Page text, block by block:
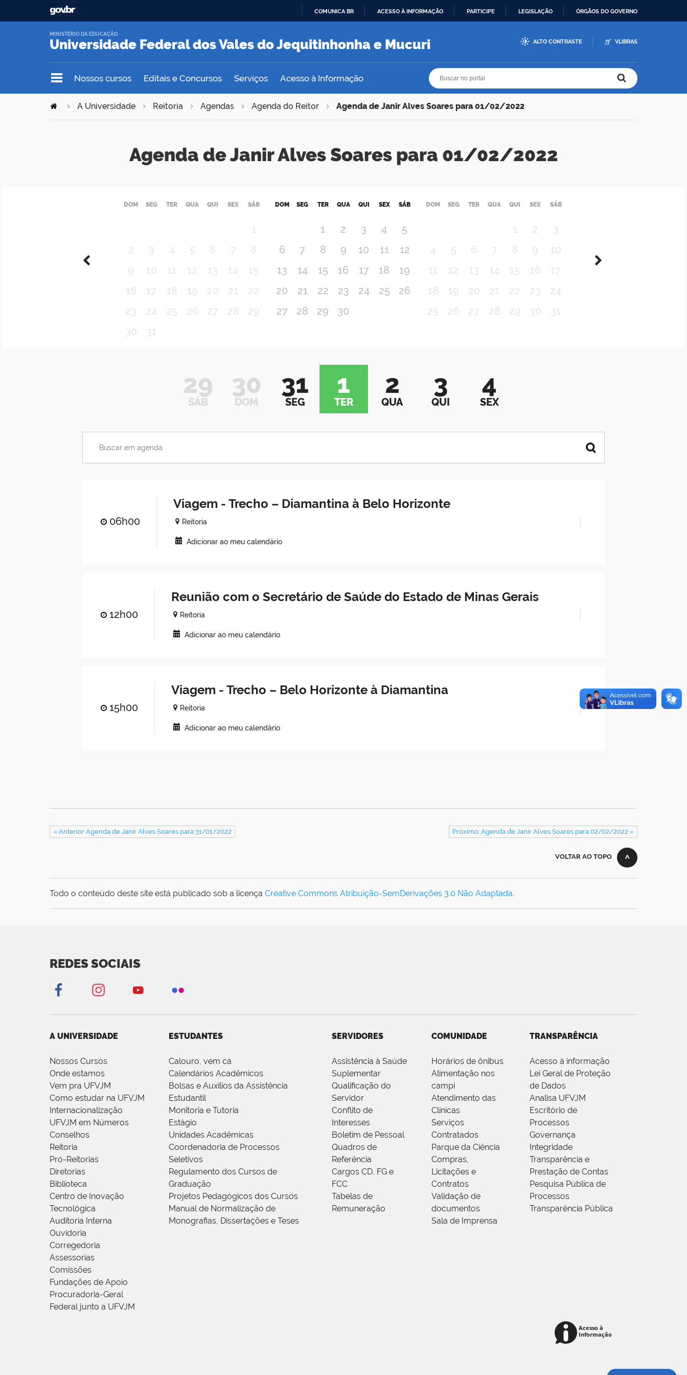
O
COMUNICA BR ACESSO À INFORMAÇÃO PARTICIPE LEGISLAÇÃO ÓRGÃOS DO GOVERNO
Universidade Federal dos Vales do Jequitinhonha e Mucuri
MINISTÉRIO DA EDUCAÇÃO
ALTO CONTRASTE VLIBRAS
Nossos cursos Editais e Concursos Serviços Acesso à Informação
A Universidade Reitoria Agendas Agenda do Reitor Agenda de Janir Alves Soares para 01/02/2022
Agenda de Janir Alves Soares para 01/02/2022
DOM SEG TER QUA QUI SEX SÁB
1
2
3 4 5 6 7
8
9
10 11 12 13 14
15
16
17 18 19 20 21
22
23
24 25 26 27 28
29
30
31
DOM SEG TER QUA QUI SEX SÁB
1 2 3 4
5
6
7 8 9 10 11
12
13
14 15 16 17 18
19
20
21 22 23 24 25
26
27
28 29 30
DOM SEG TER QUA QUI SEX SÁB
1 2
3
4
5 6 7 8 9
10
11
12 13 14 15 16
17
18
19 20 21 22 23
24
25
26 27 28 29 30 31
29
SÁB
30
DOM
31
SEG
1
TER
2
QUA
3
QUI
4
SEX
06h00
Viagem - Trecho – Diamantina à Belo Horizonte
Reitoria
Adicionar ao meu calendário
12h00
Reunião com o Secretário de Saúde do Estado de Minas Gerais
Reitoria
Adicionar ao meu calendário
15h00
Viagem - Trecho – Belo Horizonte à Diamantina
Reitoria
Adicionar ao meu calendário
« Anterior Agenda de Janir Alves Soares para 31/01/2022 Próximo: Agenda de Janir Alves Soares para 02/02/2022 »
VOLTAR AO TOPO
Todo o conteúdo deste site está publicado sob a licença Creative Commons Atribuição-SemDerivações 3.0 Não Adaptada.
REDES SOCIAIS
A UNIVERSIDADE
Nossos Cursos
Onde estamos
Vem pra UFVJM
Como estudar na UFVJM
Internacionalização
UFVJM em Números
Conselhos
Reitoria
Pró-Reitorias
Diretorias
Biblioteca
Centro de Inovação
Tecnológica
Auditoria Interna
Ouvidoria
Corregedoria
Assessorias
Comissões
Fundações de Apoio
Procuradoria-Geral
Federal junto a UFVJM
ESTUDANTES
Calouro, vem cá
Calendários Acadêmicos
Bolsas e Auxílios da Assistência
Estudantil
Monitoria e Tutoria
Estágio
Unidades Acadêmicas
Coordenadoria de Processos
Seletivos
Regulamento dos Cursos de
Graduação
Projetos Pedagógicos dos Cursos
Manual de Normalização de
Monografias, Dissertações e Teses
SERVIDORES
Assistência à Saúde
Suplementar
Qualificação do
Servidor
Conflito de
Interesses
Boletim de Pessoal
Quadros de
Referência
Cargos CD, FG e
FCC
Tabelas de
Remuneração
COMUNIDADE
Horários de ônibus
Alimentação nos
campi
Atendimento das
Clínicas
Serviços
Contratados
Parque da Ciência
Compras,
Licitações e
Contratos
Validação de
documentos
Sala de Imprensa
TRANSPARÊNCIA
Acesso à informação
Lei Geral de Proteção
de Dados
Analisa UFVJM
Escritório de
Processos
Governança
Integridade
Transparência e
Prestação de Contas
Pesquisa Pública de
Processos
Transparência Pública